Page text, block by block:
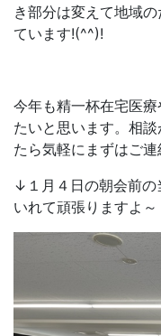
き部分は変えて地域
ています!(^^)!
今年も精一杯在宅医
たいと思います。相
たら気軽にまずはご連
↓１月４日の朝会前の
いれて頑張りますよ～